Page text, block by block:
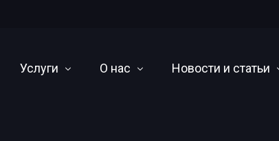
Услуги О нас Новости и статьи